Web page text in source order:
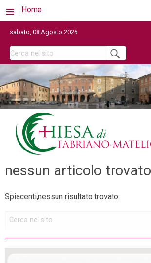
Home
sabato, 08 Agosto 2026
nessun articolo trovato
Spiacenti,nessun risultato trovato.